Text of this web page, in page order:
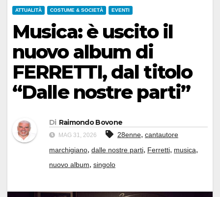
ATTUALITÀ COSTUME & SOCIETÀ EVENTI
Musica: è uscito il
nuovo album di
FERRETTI, dal titolo
“Dalle nostre parti”
Di Raimondo Bovone
MAG 31, 2026 28enne, cantautore
marchigiano, dalle nostre parti, Ferretti, musica,
nuovo album, singolo